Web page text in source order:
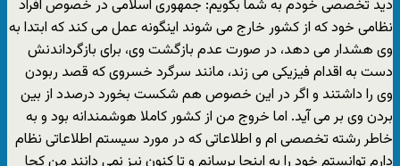
دید تخصصی خودم به شما بگویم: جمهوری اسلامی در خصوص افراد
نظامی خود که از کشور خارج می شوند اینگونه عمل می کند که ابتدا به
وی هشدار می دهد، در صورت عدم بازگشت وی، برای بازگرداندنش
دست به اقدام فیزیکی می زند، مانند سرگرد خسروی که قصد ربودن
وی را داشتند و اگر در این خصوص هم شکست بخورد درصدد از بین
بردن وی بر می آید. اما خروج من از کشور کاملا هوشمندانه بود و به
خاطر رشته تخصصی ام و اطلاعاتی که در مورد سیستم اطلاعاتی نظام